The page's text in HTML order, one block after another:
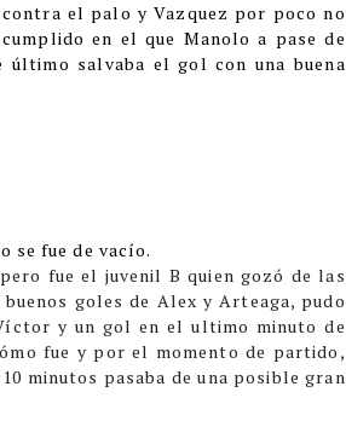
el palo y Vazquez por poco no
en el que Manolo a pase de
salvaba el gol con una buena
se fue de vacío.
fue el juvenil B quien gozó de las
goles de Alex y Arteaga, pudo
y un gol en el ultimo minuto de
fue y por el momento de partido,
minutos pasaba de una posible gran